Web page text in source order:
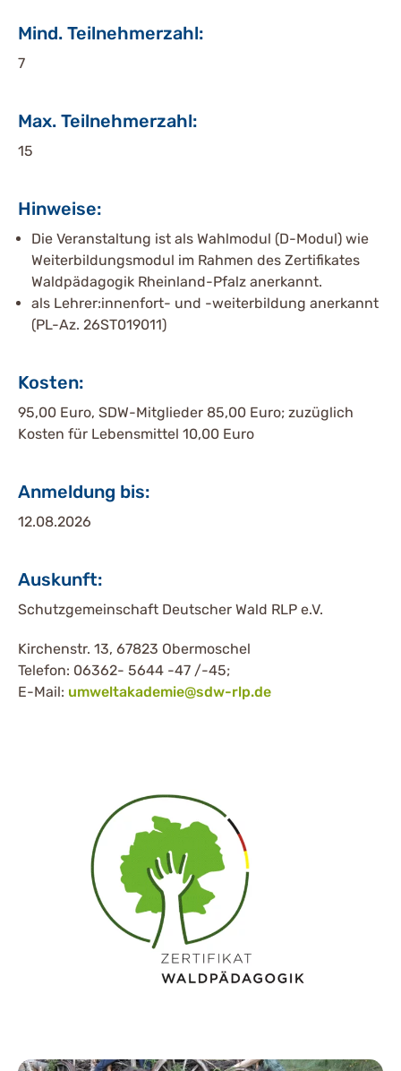
Mind. Teilnehmerzahl:
7
Max. Teilnehmerzahl:
15
Hinweise:
Die Veranstaltung ist als Wahlmodul (D-Modul) wie
Weiterbildungsmodul im Rahmen des Zertifikates
Waldpädagogik Rheinland-Pfalz anerkannt.
als Lehrer:innenfort- und -weiterbildung anerkannt
(PL-Az. 26ST019011)
Kosten:
95,00 Euro, SDW-Mitglieder 85,00 Euro; zuzüglich
Kosten für Lebensmittel 10,00 Euro
Anmeldung bis:
12.08.2026
Auskunft:
Schutzgemeinschaft Deutscher Wald RLP e.V.
Kirchenstr. 13, 67823 Obermoschel
Telefon: 06362- 5644 -47 /-45;
E-Mail: umweltakademie@sdw-rlp.de